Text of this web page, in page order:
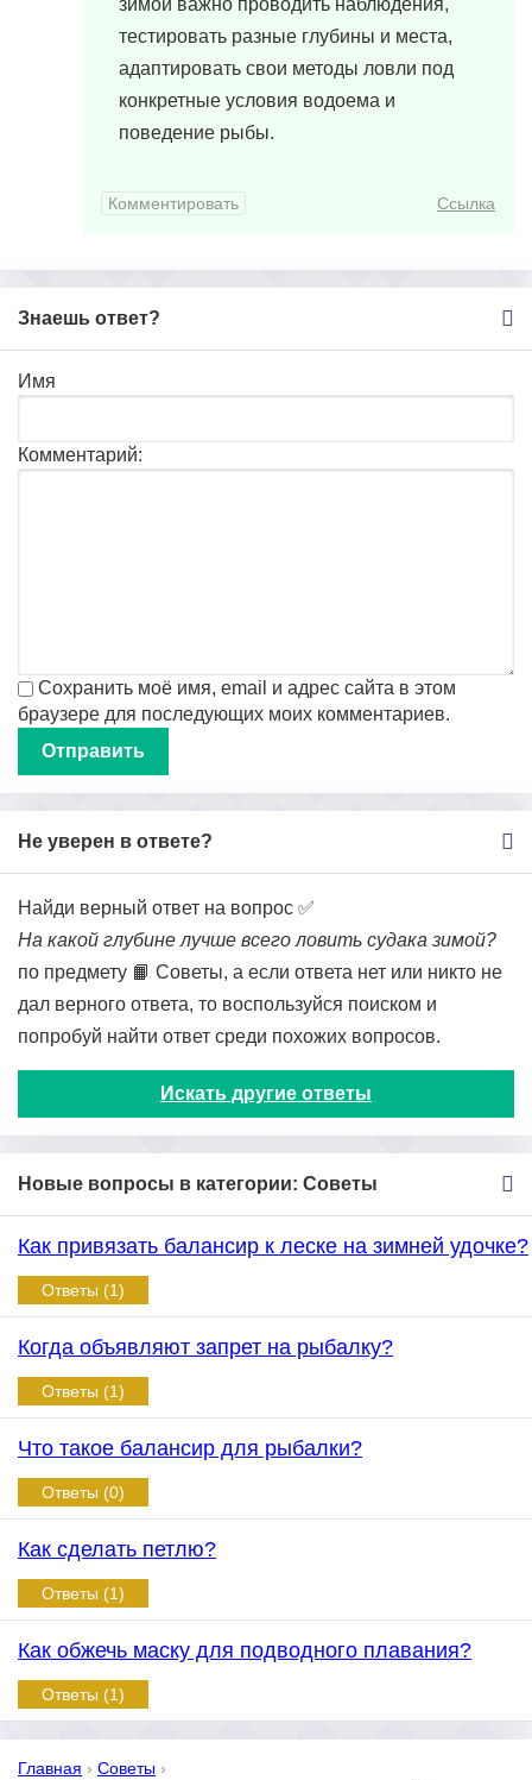
зимой важно проводить наблюдения,
тестировать разные глубины и места,
адаптировать свои методы ловли под
конкретные условия водоема и
поведение рыбы.
Комментировать Ссылка
Знаешь ответ?
Имя
Комментарий:
Сохранить моё имя, email и адрес сайта в этом
браузере для последующих моих комментариев.
Не уверен в ответе?
Найди верный ответ на вопрос ✅
На какой глубине лучше всего ловить судака зимой?
по предмету 📙 Советы, а если ответа нет или никто не
дал верного ответа, то воспользуйся поиском и
попробуй найти ответ среди похожих вопросов.
Искать другие ответы
Новые вопросы в категории: Советы
Как привязать балансир к леске на зимней удочке?
Ответы (1)
Когда объявляют запрет на рыбалку?
Ответы (1)
Что такое балансир для рыбалки?
Ответы (0)
Как сделать петлю?
Ответы (1)
Как обжечь маску для подводного плавания?
Ответы (1)
Главная › Советы ›